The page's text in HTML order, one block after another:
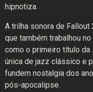
hipnotiza.
A trilha sonora de
que também trabalhou
como o primeiro título da
única de jazz clássico e
fundem nostalgia dos
pós-apocalipse.